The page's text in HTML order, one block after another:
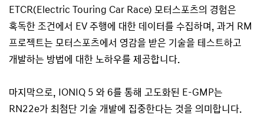
ETCR(Electric Touring Car Race) 모터스포츠의 경험은
혹독한 조건에서 EV 주행에 대한 데이터를 수집하며, 과거 RM
프로젝트는 모터스포츠에서 영감을 받은 기술을 테스트하고
개발하는 방법에 대한 노하우를 제공합니다.
마지막으로, IONIQ 5 와 6를 통해 고도화된 E-GMP는
RN22e가 최첨단 기술 개발에 집중한다는 것을 의미합니다.